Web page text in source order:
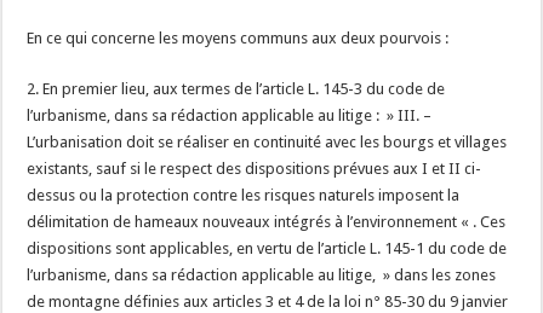
En ce qui concerne les moyens communs aux deux pourvois :
2. En premier lieu, aux termes de l’article L. 145-3 du code de
l’urbanisme, dans sa rédaction applicable au litige : » III. –
L’urbanisation doit se réaliser en continuité avec les bourgs et villages
existants, sauf si le respect des dispositions prévues aux I et II ci-
dessus ou la protection contre les risques naturels imposent la
délimitation de hameaux nouveaux intégrés à l’environnement « . Ces
dispositions sont applicables, en vertu de l’article L. 145-1 du code de
l’urbanisme, dans sa rédaction applicable au litige, » dans les zones
de montagne définies aux articles 3 et 4 de la loi n° 85-30 du 9 janvier